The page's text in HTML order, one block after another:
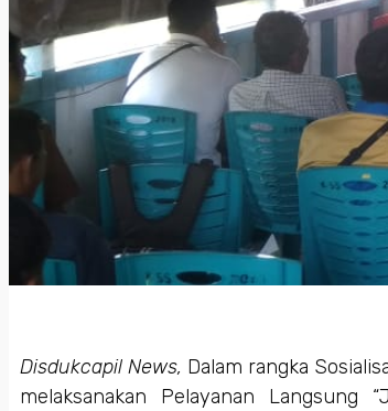
Disdukcapil News, Dalam rangka
melaksanakan Pelayanan Langsung